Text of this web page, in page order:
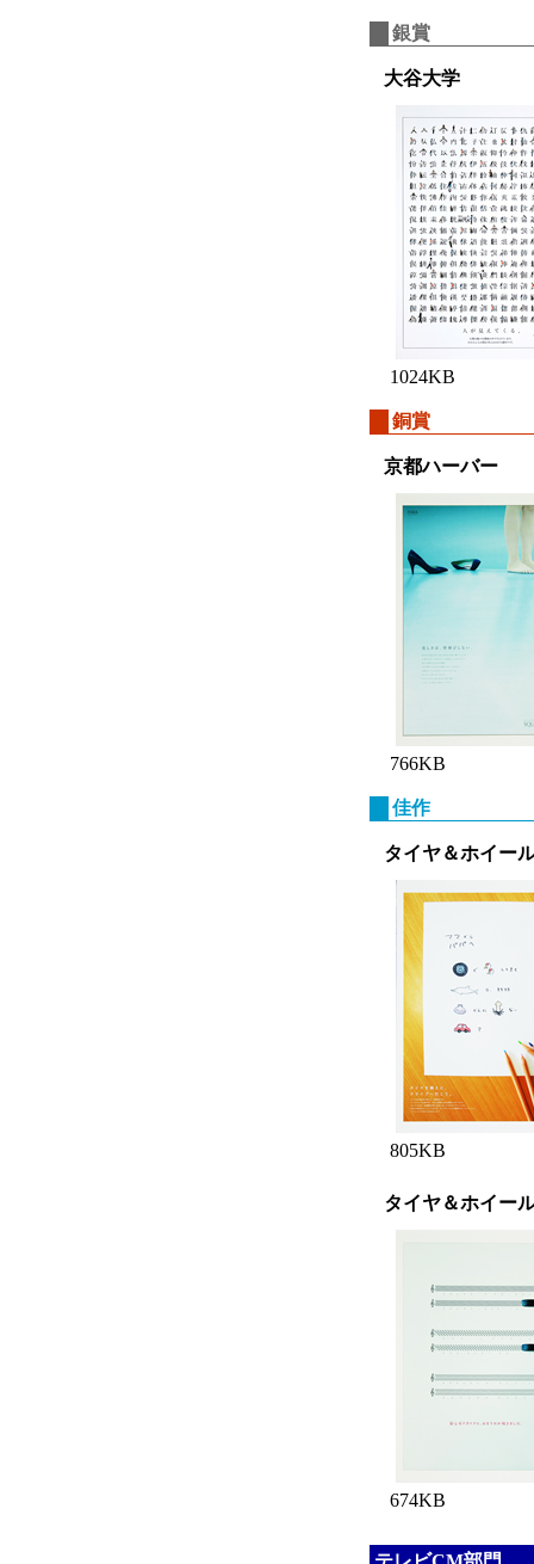
銀賞
大谷大学
1024KB
銅賞
京都ハーバー
766KB
佳作
タイヤ＆ホイー
805KB
タイヤ＆ホイー
674KB